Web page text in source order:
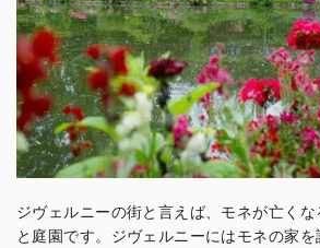
ジヴェルニーの街と言えば、モネが亡く
と庭園です。ジヴェルニーにはモネの家